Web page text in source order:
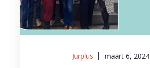
Jurplus maart 6, 2024